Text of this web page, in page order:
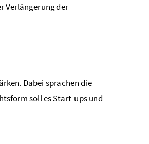
Verlängerung der
Dabei sprachen die
soll es Start-ups und